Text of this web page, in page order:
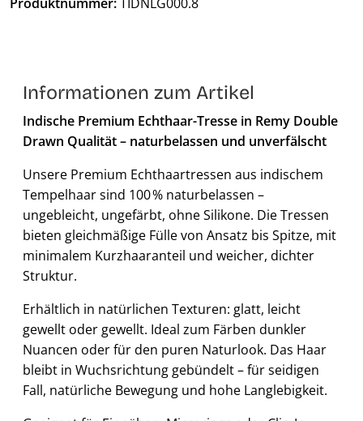
Informationen zum Artikel
Indische Premium Echthaar-Tresse in Remy Double
Drawn Qualität – naturbelassen und unverfälscht
Unsere Premium Echthaartressen aus indischem
Tempelhaar sind 100 % naturbelassen –
ungebleicht, ungefärbt, ohne Silikone. Die Tressen
bieten gleichmäßige Fülle von Ansatz bis Spitze, mit
minimalem Kurzhaaranteil und weicher, dichter
Struktur.
Erhältlich in natürlichen Texturen: glatt, leicht
gewellt oder gewellt. Ideal zum Färben dunkler
Nuancen oder für den puren Naturlook. Das Haar
bleibt in Wuchsrichtung gebündelt – für seidigen
Fall, natürliche Bewegung und hohe Langlebigkeit.